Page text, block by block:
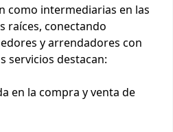
como intermediarias en las
raíces, conectando
y arrendadores con
servicios destacan:
en la compra y venta de